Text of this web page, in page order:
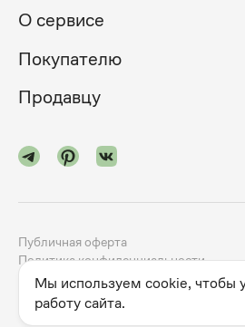
О сервисе
Покупателю
Продавцу
2024-2026godno.com
Публичная оферта
Политика конфиденциальности
Мы используем cookie, чтобы
работу сайта.